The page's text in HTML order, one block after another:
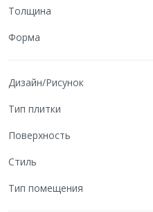
Толщина
Форма
Дизайн/Рисунок
Тип плитки
Поверхность
Стиль
Тип помещения